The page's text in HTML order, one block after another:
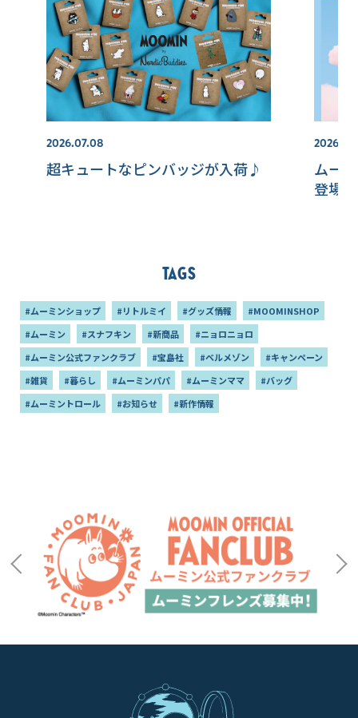
2026.07.08
超キュートなピンバッジが入荷♪
ムー
登場
Tags
#ムーミンショップ #リトルミイ #グッズ情報
#MOOMINSHOP
#ムーミン
#スナフキン #新商品
#ニョロニョロ
#ムーミン公式ファンクラブ
#宝島社 #ベルメゾン
#キャンペーン
#雑貨
#暮らし #ムーミンパパ #ムーミンママ
#バッグ
#ムーミントロール
#お知らせ #新作情報